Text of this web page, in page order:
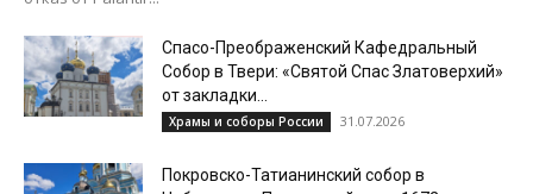
Спасо-Преображенский Кафедральный
Собор в Твери: «Святой Спас Златоверхий»
от закладки...
Храмы и соборы России 31.07.2026
Покровско-Татианинский собор в